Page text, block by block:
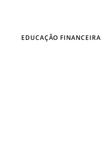
EDUCAÇÃO FINANCEIRA